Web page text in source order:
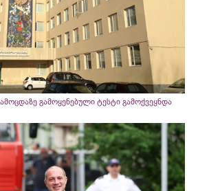
გამოყენებული ტესტი გამოქვეყნდა